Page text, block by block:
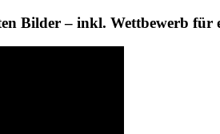
Bilder – inkl. Wettbewerb für